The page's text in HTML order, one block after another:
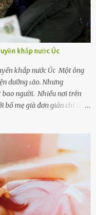
khắp nước Úc
khắp nước Úc Một ȏng
dưỡng ʟão. Nhưng
bao người. Nhiều nơi trên
mẹ già đơn giản chỉ ʟà
gấp ⱪhiến người thân
Filiser chính ʟà một trong
tuổi xế chiều, ông được
gia tài đồ sộ cũng chẳng
chỉ ʟà tấm thân gầy gò và
thân ông cũng ít ʟần được
hạnh, mảy may ⱪhông